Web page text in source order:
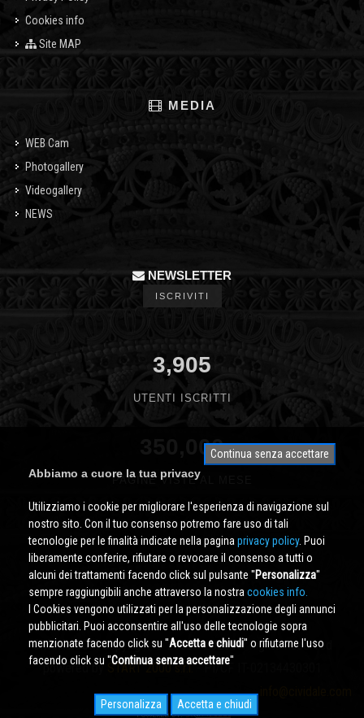
Cookies info
Site MAP
MEDIA
WEB Cam
Photogallery
Videogallery
NEWS
NEWSLETTER
ISCRIVITI
3,905
UTENTI ISCRITTI
350,000
PAGINE VISTE AL MESE
Cividale.COMCopyright © 2000 - 2026 All Rights Reserved
powered by START 2000 s.r.l.- PI/CF IT-02134430301
Continua senza accettare
Abbiamo a cuore la tua privacy
Utilizziamo i cookie per migliorare l'esperienza di navigazione sul
nostro sito. Con il tuo consenso potremo fare uso di tali
tecnologie per le finalità indicate nella pagina privacy policy. Puoi
liberamente conferire, rifiutare o revocare il consenso a tutti o
alcuni dei trattamenti facendo click sul pulsante ''Personalizza''
sempre raggiungibili anche attraverso la nostra cookies info.
I Cookies vengono utilizzati per la personalizzazione degli annunci
pubblicitari. Puoi acconsentire all'uso delle tecnologie sopra
menzionate facendo click su ''Accetta e chiudi'' o rifiutarne l'uso
facendo click su ''Continua senza accettare''
Personalizza Accetta e chiudi